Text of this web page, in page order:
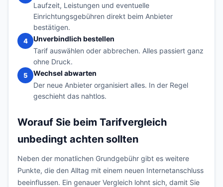
Laufzeit, Leistungen und eventuelle
Einrichtungsgebühren direkt beim Anbieter
bestätigen.
4
Unverbindlich bestellen
Tarif auswählen oder abbrechen. Alles passiert ganz
ohne Druck.
5
Wechsel abwarten
Der neue Anbieter organisiert alles. In der Regel
geschieht das nahtlos.
Worauf Sie beim Tarifvergleich
unbedingt achten sollten
Neben der monatlichen Grundgebühr gibt es weitere
Punkte, die den Alltag mit einem neuen Internetanschluss
beeinflussen. Ein genauer Vergleich lohnt sich, damit Sie